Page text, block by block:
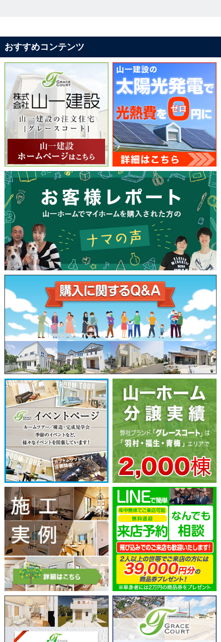
おすすめコンテンツ